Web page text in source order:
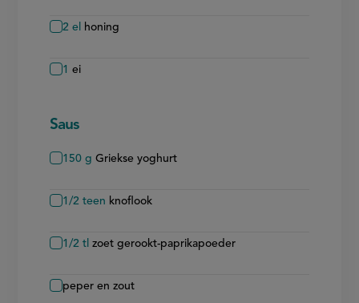
2 el honing
1 ei
Saus
150 g Griekse yoghurt
1/2 teen knoflook
1/2 tl zoet gerookt-paprikapoeder
peper en zout